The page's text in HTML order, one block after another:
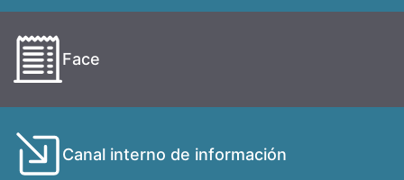
Face
Canal interno de información